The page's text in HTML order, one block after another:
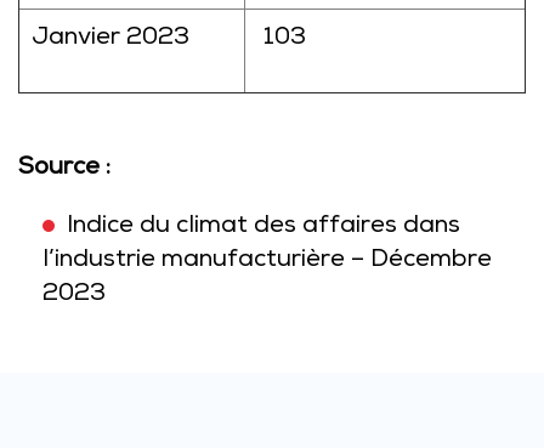
Janvier 2023 103
Source :
Indice du climat des affaires dans
l’industrie manufacturière – Décembre
2023